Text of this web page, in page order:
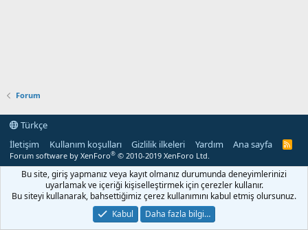
Forum
Türkçe
İletişim
Kullanım koşulları Gizlilik ilkeleri Yardım Ana sayfa
R
Forum software by XenForo® © 2010-2019 XenForo Ltd.
Bu site, giriş yapmanız veya kayıt olmanız durumunda deneyimlerinizi
uyarlamak ve içeriği kişiselleştirmek için çerezler kullanır.
Bu siteyi kullanarak, bahsettiğimiz çerez kullanımını kabul etmiş olursunuz.
Kabul
Daha fazla bilgi…